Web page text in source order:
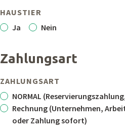
HAUSTIER
Ja
Nein
Zahlungsart
ZAHLUNGSART
NORMAL
Rechnung (Unternehmen,
oder Zahlung sofort)